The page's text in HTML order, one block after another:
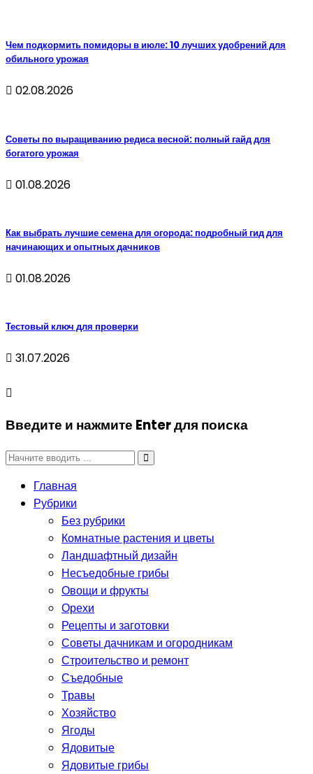
Чем подкормить помидоры в июле: 10 лучших удобрений для
обильного урожая
02.08.2026
Советы по выращиванию редиса весной: полный гайд для
богатого урожая
01.08.2026
Как выбрать лучшие семена для огорода: подробный гид для
начинающих и опытных дачников
01.08.2026
Тестовый ключ для проверки
31.07.2026
Введите и нажмите Enter для поиска
Главная
Рубрики
Без рубрики
Комнатные растения и цветы
Ландшафтный дизайн
Несъедобные грибы
Овощи и фрукты
Орехи
Рецепты и заготовки
Советы дачникам и огородникам
Строительство и ремонт
Съедобные
Травы
Хозяйство
Ягоды
Ядовитые
Ядовитые грибы